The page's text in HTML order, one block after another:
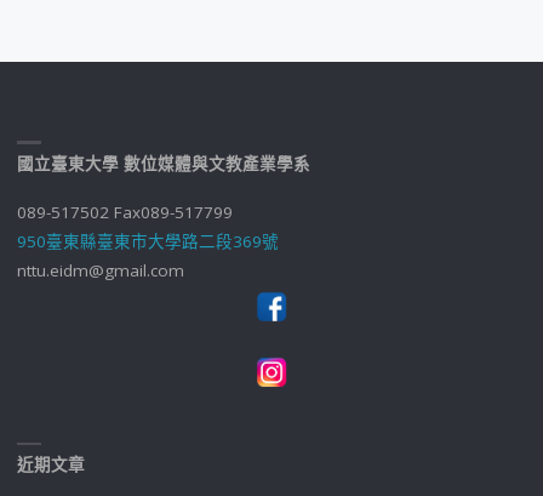
國立臺東大學 數位媒體與文教產業學系
089-517502 Fax089-517799
950臺東縣臺東市大學路二段369號
nttu.eidm@gmail.com
近期文章